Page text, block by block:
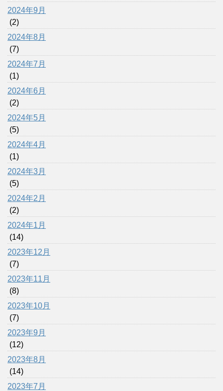
2024年9月
(2)
2024年8月
(7)
2024年7月
(1)
2024年6月
(2)
2024年5月
(5)
2024年4月
(1)
2024年3月
(5)
2024年2月
(2)
2024年1月
(14)
2023年12月
(7)
2023年11月
(8)
2023年10月
(7)
2023年9月
(12)
2023年8月
(14)
2023年7月